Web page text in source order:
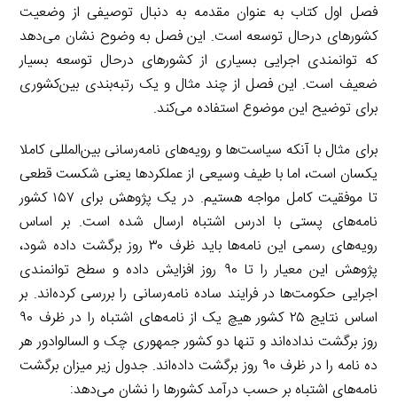
فصل اول کتاب به عنوان مقدمه به دنبال توصیفی از وضعیت
کشورهای درحال توسعه است. این فصل به وضوح نشان می‌دهد
که توانمندی اجرایی بسیاری از کشورهای درحال توسعه بسیار
ضعیف است. این فصل از چند مثال و یک رتبه‌بندی بین‌کشوری
برای توضیح این موضوع استفاده می‌کند.
برای مثال با آنکه سیاست‌ها و رویه‌های نامه‌رسانی بین‌المللی کاملا
یکسان است، اما با طیف وسیعی از عملکردها یعنی شکست قطعی
تا موفقیت کامل مواجه هستیم. در یک پژوهش برای ۱۵۷ کشور
نامه‌های پستی با ادرس اشتباه ارسال شده است. بر اساس
رویه‌های رسمی این نامه‌ها باید ظرف ۳۰ روز برگشت داده شود،
پژوهش این معیار را تا ۹۰ روز افزایش داده و سطح توانمندی
اجرایی حکومت‌ها در فرایند ساده نامه‌رسانی را بررسی کرده‌اند. بر
اساس نتایج ۲۵ کشور هیچ یک از نامه‌های اشتباه را در ظرف ۹۰
روز برگشت نداده‌اند و تنها دو کشور جمهوری چک و السالوادور هر
ده نامه را در ظرف ۹۰ روز برگشت داده‌اند. جدول زیر میزان برگشت
نامه‌های اشتباه بر حسب درآمد کشورها را نشان می‌دهد: